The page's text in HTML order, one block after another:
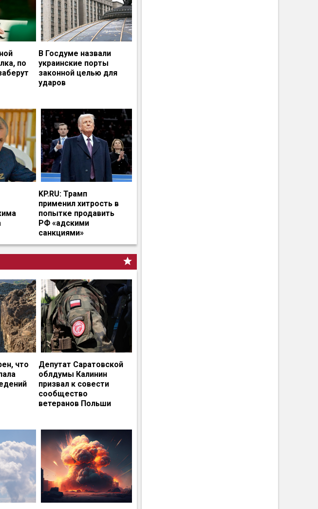
по
В Госдуме назвали
украинские порты
законной целью для
ударов
KP.RU: Трамп
применил хитрость в
попытке продавить
РФ «адскими
санкциями»
что
Депутат Саратовской
облдумы Калинин
призвал к совести
сообщество
ветеранов Польши